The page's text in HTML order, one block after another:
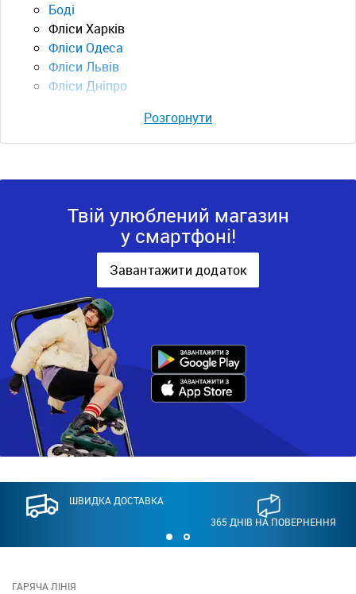
Боді
Фліси Харків
Фліси Одеса
Фліси Львів
Фліси Дніпро
Розгорнути
Твій улюблений магазин
у смартфоні!
Завантажити додаток
ШВИДКА ДОСТАВКА
365 ДНІВ НА ПОВЕРНЕННЯ
ГАРЯЧА ЛІНІЯ